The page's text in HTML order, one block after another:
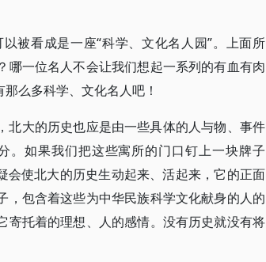
被看成是一座“科学、文化名人园”。上面所
一位名人不会让我们想起一系列的有血有肉
么多科学、文化名人吧！
北大的历史也应是由一些具体的人与物、事件
。如果我们把这些寓所的门口钉上一块牌子
会使北大的历史生动起来、活起来，它的正面
包含着这些为中华民族科学文化献身的人的
托着的理想、人的感情。没有历史就没有将